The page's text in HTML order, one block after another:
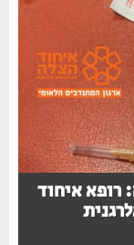
רופא איחוד